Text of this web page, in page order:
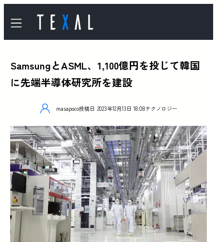
SamsungとASML、1,100億円を投じて韓国
に先端半導体研究所を建設
masapoco投稿日 2023年12月13日 18:08テクノロジー